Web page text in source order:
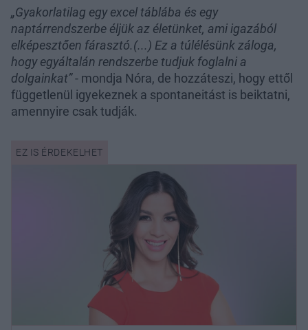
„Gyakorlatilag egy excel táblába és egy
naptárrendszerbe éljük az életünket, ami igazából
elképesztően fárasztó.(...) Ez a túlélésünk záloga,
hogy egyáltalán rendszerbe tudjuk foglalni a
dolgainkat”- mondja Nóra, de hozzáteszi, hogy ettől
függetlenül igyekeznek a spontaneitást is beiktatni,
amennyire csak tudják.